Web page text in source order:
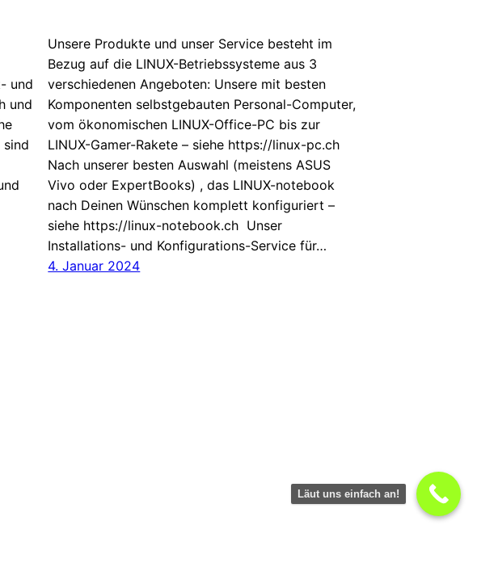
und
und
Unsere Produkte und unser Service besteht im
Bezug auf die LINUX-Betriebssysteme aus 3
verschiedenen Angeboten: Unsere mit besten
Komponenten selbstgebauten Personal-Computer,
vom ökonomischen LINUX-Office-PC bis zur
LINUX-Gamer-Rakete – siehe https://linux-pc.ch
Nach unserer besten Auswahl (meistens ASUS
Vivo oder ExpertBooks) , das LINUX-notebook
nach Deinen Wünschen komplett konfiguriert –
siehe https://linux-notebook.ch Unser
Installations- und Konfigurations-Service für…
4. Januar 2024
Läut uns einfach an!